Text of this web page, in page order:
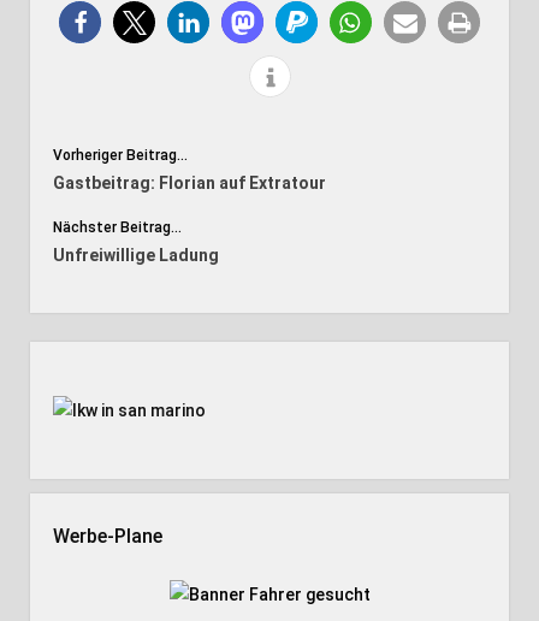
Vorheriger Beitrag...
Gastbeitrag: Florian auf Extratour
Nächster Beitrag...
Unfreiwillige Ladung
Werbe-Plane